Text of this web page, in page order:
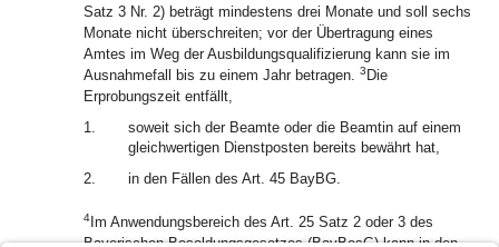
Satz 3 Nr. 2) beträgt mindestens drei Monate und soll sechs
Monate nicht überschreiten; vor der Übertragung eines
Amtes im Weg der Ausbildungsqualifizierung kann sie im
Ausnahmefall bis zu einem Jahr betragen. 3 Die
Erprobungszeit entfällt,
1.
soweit sich der Beamte oder die Beamtin auf einem
gleichwertigen Dienstposten bereits bewährt hat,
2.
in den Fällen des Art. 45 BayBG.
4 Im Anwendungsbereich des Art. 25 Satz 2 oder 3 des
Bayerischen Besoldungsgesetzes (BayBesG) kann in den